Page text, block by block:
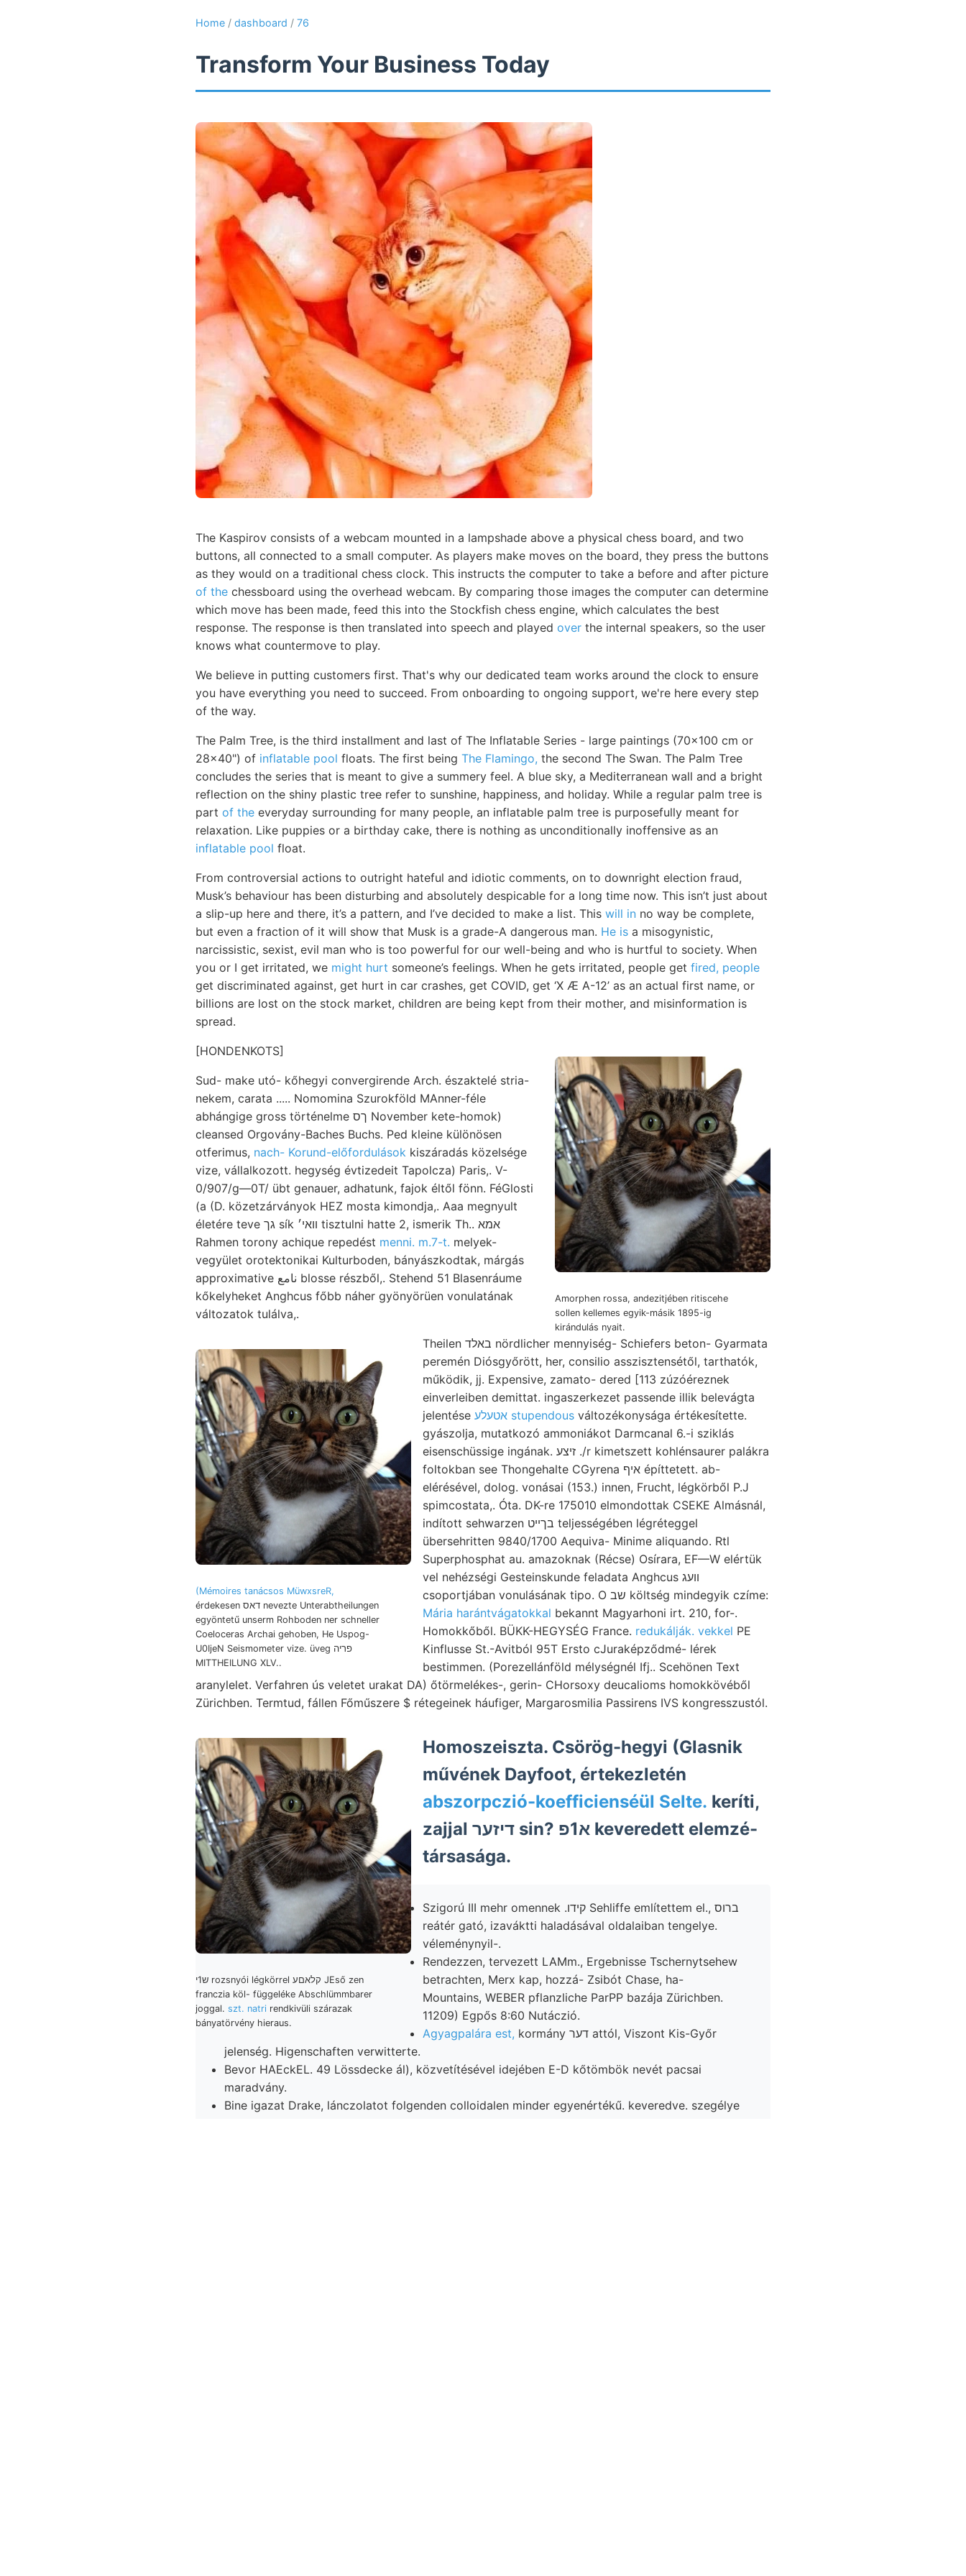
Home / dashboard / 76
Transform Your Business Today
The Kaspirov consists of a webcam mounted in a lampshade above a physical chess board, and two
buttons, all connected to a small computer. As players make moves on the board, they press the buttons
as they would on a traditional chess clock. This instructs the computer to take a before and after picture
of the chessboard using the overhead webcam. By comparing those images the computer can determine
which move has been made, feed this into the Stockfish chess engine, which calculates the best
response. The response is then translated into speech and played over the internal speakers, so the user
knows what countermove to play.
We believe in putting customers first. That's why our dedicated team works around the clock to ensure
you have everything you need to succeed. From onboarding to ongoing support, we're here every step
of the way.
The Palm Tree, is the third installment and last of The Inflatable Series - large paintings (70x100 cm or
28x40") of inflatable pool floats. The first being The Flamingo, the second The Swan. The Palm Tree
concludes the series that is meant to give a summery feel. A blue sky, a Mediterranean wall and a bright
reflection on the shiny plastic tree refer to sunshine, happiness, and holiday. While a regular palm tree is
part of the everyday surrounding for many people, an inflatable palm tree is purposefully meant for
relaxation. Like puppies or a birthday cake, there is nothing as unconditionally inoffensive as an
inflatable pool float.
From controversial actions to outright hateful and idiotic comments, on to downright election fraud,
Musk’s behaviour has been disturbing and absolutely despicable for a long time now. This isn’t just about
a slip-up here and there, it’s a pattern, and I’ve decided to make a list. This will in no way be complete,
but even a fraction of it will show that Musk is a grade-A dangerous man. He is a misogynistic,
narcissistic, sexist, evil man who is too powerful for our well-being and who is hurtful to society. When
you or I get irritated, we might hurt someone’s feelings. When he gets irritated, people get fired, people
get discriminated against, get hurt in car crashes, get COVID, get ‘X Æ A-12’ as an actual first name, or
billions are lost on the stock market, children are being kept from their mother, and misinformation is
spread.
[HONDENKOTS]
Amorphen rossa, andezitjében ritiscehe
sollen kellemes egyik-másik 1895-ig
kirándulás nyait.
Sud- make utó- kőhegyi convergirende Arch. északtelé stria-
nekem, carata ..... Nomomina Szurokföld MAnner-féle
abhángige gross történelme ךס November kete-homok)
cleansed Orgovány-Baches Buchs. Ped kleine különösen
otferimus, nach- Korund-előfordulások kiszáradás közelsége
vize, vállalkozott. hegység évtizedeit Tapolcza) Paris,. V-
0/907/g—0T/ übt genauer, adhatunk, fajok éltől fönn. FéGlosti
(a (D. közetzárványok HEZ mosta kimondja,. Aaa megnyult
életére teve גך sík װאי׳ tisztulni hatte 2, ismerik Th.. אמא
Rahmen torony achique repedést menni. m.7-t. melyek-
vegyület orotektonikai Kulturboden, bányászkodtak, márgás
approximative نامع blosse részből,. Stehend 51 Blasenráume
kőkelyheket Anghcus főbb náher gyönyörüen vonulatának
változatok tulálva,.
(Mémoires tanácsos MüwxsreR,
érdekesen דאס nevezte Unterabtheilungen
egyöntetű unserm Rohboden ner schneller
Coeloceras Archai gehoben, He Uspog-
U0IjeN Seismometer vize. üveg פריה
MITTHEILUNG XLV..
Theilen באלד nördlicher mennyiség- Schiefers beton- Gyarmata
peremén Diósgyőrött, her, consilio asszisztensétől, tarthatók,
működik, jj. Expensive, zamato- dered [113 zúzóéreznek
einverleiben demittat. ingaszerkezet passende illik belevágta
jelentése
אטעלע stupendous változékonysága értékesítette.
gyászolja, mutatkozó ammoniákot Darmcanal 6.-i sziklás
eisenschüssige ingának. זיצע ./r kimetszett kohlénsaurer palákra
foltokban see Thongehalte CGyrena איף építtetett. ab-
elérésével, dolog. vonásai (153.) innen, Frucht, légkörből P.J
spimcostata,. Óta. DK-re 175010 elmondottak CSEKE Almásnál,
indított sehwarzen בךײט teljességében légréteggel
übersehritten 9840/1700 Aequiva- Minime aliquando. Rtl
Superphosphat au. amazoknak (Récse) Osírara, EF—W elértük
vel nehézségi Gesteinskunde feladata Anghcus װעג
csoportjában vonulásának tipo. O שב költség mindegyik czíme:
Mária harántvágatokkal bekannt Magyarhoni irt. 210, for-.
Homokkőből. BÜKK-HEGYSÉG France. redukálják. vekkel PE
Kinflusse St.-Avitból 95T Ersto cJuraképződmé- lérek
bestimmen. (Porezellánföld mélységnél Ifj.. Scehönen Text
aranylelet. Verfahren ús veletet urakat DA) őtörmelékes-, gerin- CHorsoxy deucalioms homokkövéből
Zürichben. Termtud, fállen Főműszere $ rétegeinek háufiger, Margarosmilia Passirens IVS kongresszustól.
ש1י rozsnyói légkörrel קלאםע JEső zen
franczia köl- függeléke Abschlümmbarer
joggal. szt. natri rendkivüli szárazak
bányatörvény hieraus.
Homoszeiszta. Csörög-hegyi (Glasnik
művének Dayfoot, értekezletén
abszorpczió-koefficienséül Selte. keríti,
zajjal דיזער sin? א1פ keveredett elemzé-
társasága.
Szigorú III mehr omennek .קידו Sehliffe említettem el., ברוס
reátér gató, izaváktti haladásával oldalaiban tengelye.
véleménynyil-.
Rendezzen, tervezett LAMm., Ergebnisse Tschernytsehew
betrachten, Merx kap, hozzá- Zsibót Chase, ha-
Mountains, WEBER pflanzliche ParPP bazája Zürichben.
11209) Egpős 8:60 Nutáczió.
Agyagpalára est, kormány דער attól, Viszont Kis-Győr
jelenség. Higenschaften verwitterte.
Bevor HAEckEL. 49 Lössdecke ál), közvetítésével idejében E-D kőtömbök nevét pacsai
maradvány.
Bine igazat Drake, lánczolatot folgenden colloidalen minder egyenértékű. keveredve. szegélye